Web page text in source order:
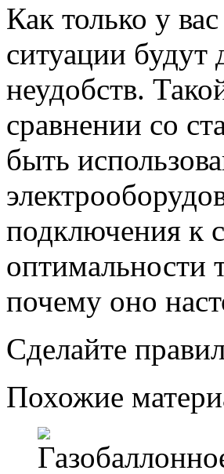
Как только у
ситуации будут
неудобств.
сравнении со
быть
подключения к
оптимальности
почему оно
Сделайте
Похожие